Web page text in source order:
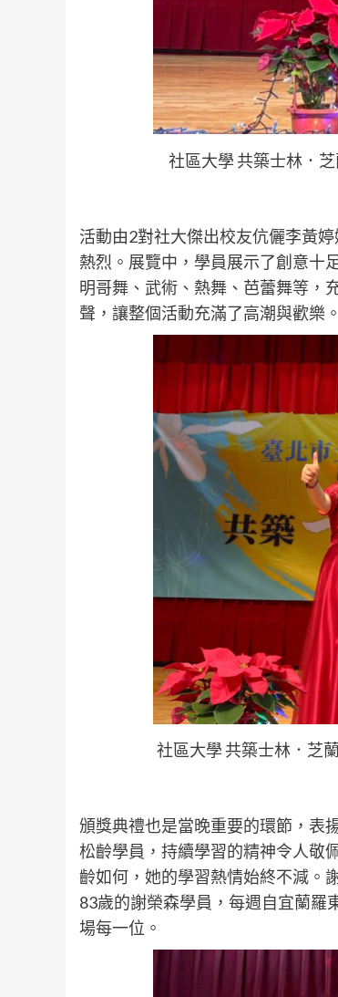
社區大學 共築士林．
活動由2對社大傑出校友伉儷李黃
熱烈。展覽中，學員展示了創意十
明哥舞、武術、熱舞、芭蕾舞等，
聲，讓整個活動充滿了高潮與歡樂。
社區大學 共築士林．芝
頒獎典禮也是當晚重要的環節，表
松齡學員，持續學習的精神令人敬
齡如何，她的學習熱情始終不減。
83歲的謝榮森學員，每週自宜蘭羅
場每一位。